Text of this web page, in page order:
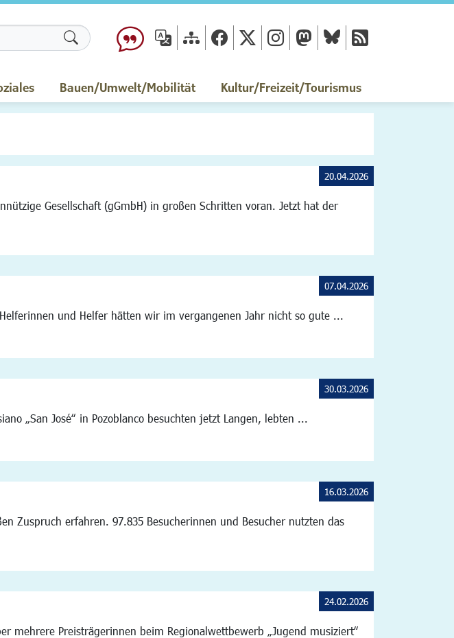
Formularschaltfläche
Bauen/Umwelt/Mobilität Kultur/Freizeit/Tourismus
Gesellschaft (gGmbH) in großen Schritten voran. Jetzt hat der
20.04.2026
und Helfer hätten wir im vergangenen Jahr nicht so gute ...
07.04.2026
„San José“ in Pozoblanco besuchten jetzt Langen, lebten ...
30.03.2026
Zuspruch erfahren. 97.835 Besucherinnen und Besucher nutzten das
16.03.2026
mehrere Preisträgerinnen beim Regionalwettbewerb „Jugend musiziert“
24.02.2026